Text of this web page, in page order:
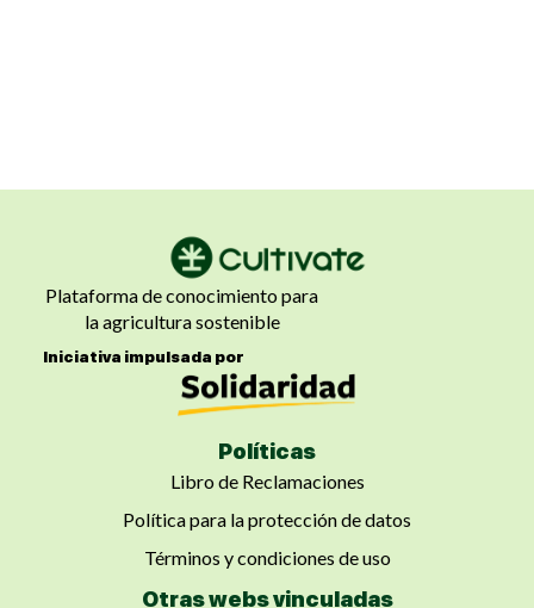
Plataforma de conocimiento para
la agricultura sostenible
Iniciativa impulsada por
Políticas
Libro de Reclamaciones
Política para la protección de datos
Términos y condiciones de uso
Otras webs vinculadas